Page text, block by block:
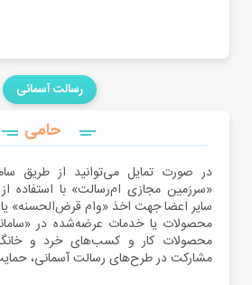
رسالت آسمانی
حامی
در صورت تمایل می‌توانید از طریق
«سرزمین مجازی ام‌رسالت» با استفاده
سایر اعضا جهت اخذ «وام قرض‌الحسنه»
محصولات یا خدمات عرضه‌شده در
محصولات کار و کسب‌های خرد و
مشارکت در طرح‌های رسالت آسمانی،